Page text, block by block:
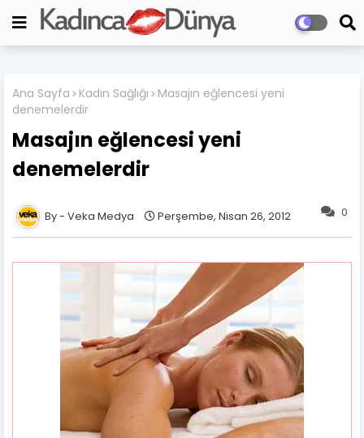
Ana Sayfa Kadın Sağlığı
Masajın eğlencesi yeni
denemelerdir
Masajın eğlencesi yeni
denemelerdir
0
Veka Medya Perşembe, Nisan 26, 2012